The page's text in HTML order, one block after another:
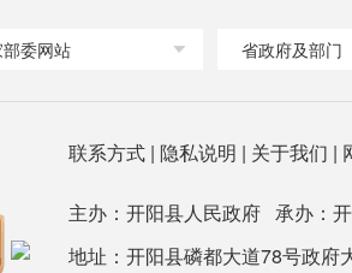
委网站 省政府及部门
联系方式| 隐私说明 | 关于我们 |
主办：开阳县人民政府 承办：
地址：开阳县磷都大道78号政